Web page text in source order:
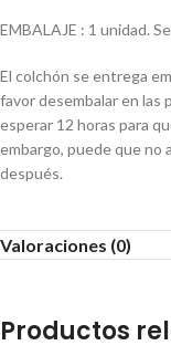
EMBALAJE : 1 unidad.
El colchón se entrega
favor desembalar en las
esperar 12 horas para
embargo, puede que no
después.
Valoraciones (0)
Productos